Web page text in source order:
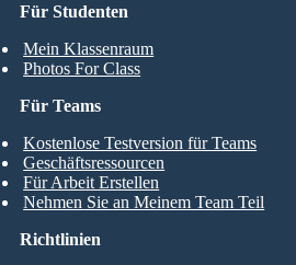
Für Studenten
Mein Klassenraum
Photos For Class
Für Teams
Kostenlose Testversion für Teams
Geschäftsressourcen
Für Arbeit Erstellen
Nehmen Sie an Meinem Team Teil
Richtlinien